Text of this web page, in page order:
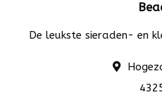
De leukste sieraden- en